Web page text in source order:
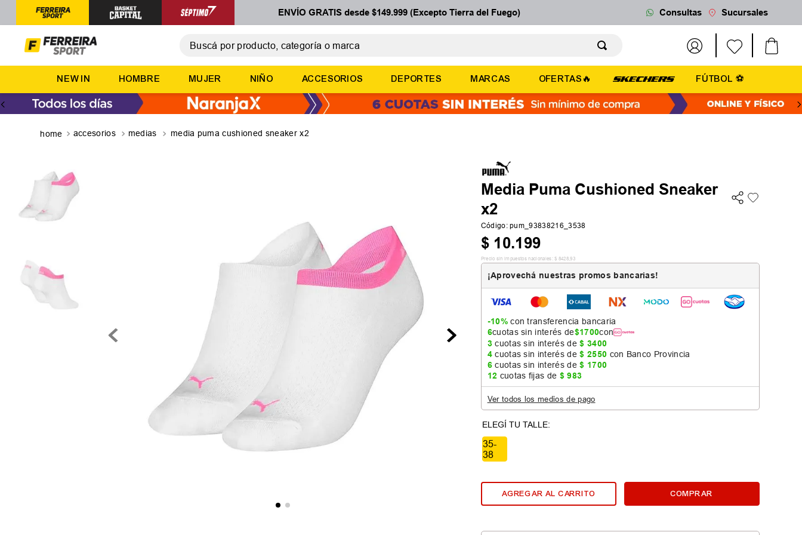
ENVÍO GRATIS desde $149.999 (Excepto Tierra del Fuego) Consultas Sucursales
TÉRMINOS MÁS BUSCADOS
2
zapatillas
3.
basquet
NEW IN HOMBRE MUJER NIÑO ACCESORIOS DEPORTES MARCAS OFERTAS🔥 FÚTBOL ⚽
accesorios medias media puma cushioned sneaker x2
Media Puma Cushioned Sneaker
x2
Código:pum_93838216_3538
$ 10.199
Precio sin impuestos nacionales: $ 8428,93
¡Aprovechá nuestras promos bancarias!
-10%con transferencia bancaria
6cuotas sin interés de$1700con
3cuotas sin interés de$ 3400
4cuotas sin interés de$ 2550 con Banco Provincia
6cuotas sin interés de$ 1700
12 cuotas fijas de $ 983
Ver todos los medios de pago
35-
38
AGREGAR AL CARRITO COMPRAR